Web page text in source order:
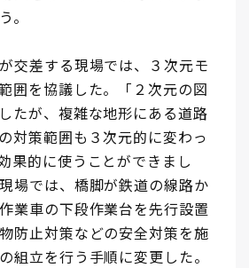
。
交差する現場では、３次元モ
囲を協議した。「２次元の図
たが、複雑な地形にある道路
対策範囲も３次元的に変わっ
果的に使うことができまし
場では、橋脚が鉄道の線路か
業車の下段作業台を先行設置
防止対策などの安全対策を施
組立を行う手順に変更した。